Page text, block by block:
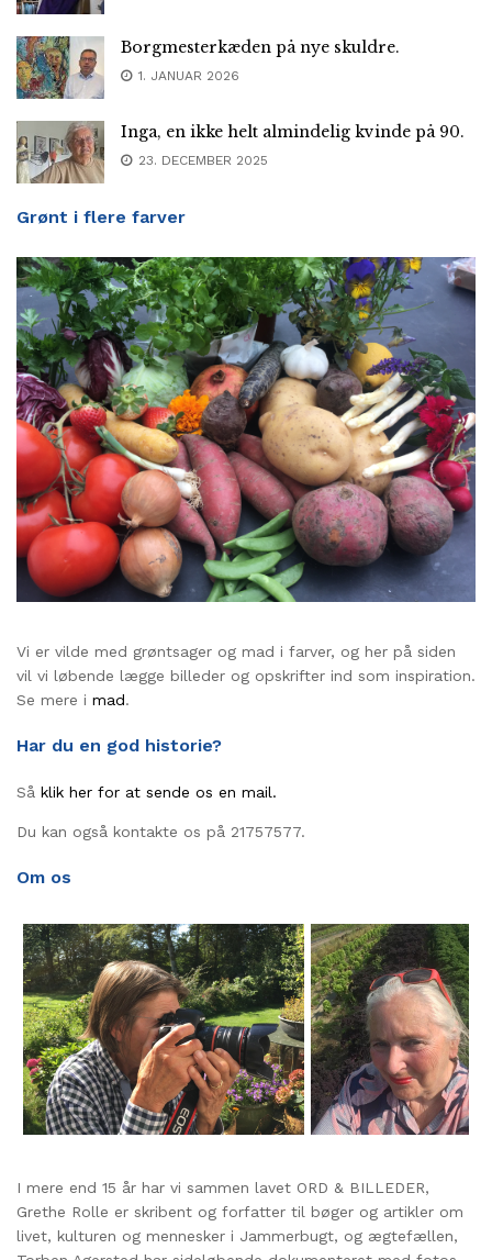
Borgmesterkæden på nye skuldre.
1. JANUAR 2026
Inga, en ikke helt almindelig kvinde på 90.
23. DECEMBER 2025
Grønt i flere farver
Vi er vilde med grøntsager og mad i farver, og her på siden
vil vi løbende lægge billeder og opskrifter ind som inspiration.
Se mere i mad.
Har du en god historie?
Så klik her for at sende os en mail.
Du kan også kontakte os på 21757577.
Om os
I mere end 15 år har vi sammen lavet ORD & BILLEDER,
Grethe Rolle er skribent og forfatter til bøger og artikler om
livet, kulturen og mennesker i Jammerbugt, og ægtefællen,